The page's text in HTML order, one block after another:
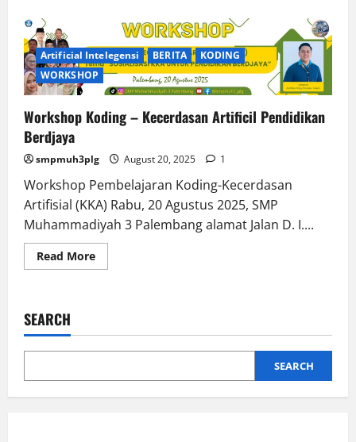
GULANA
“KODING
DAN
DEEP
LEARNING”
Artificial Intelegensi BERITA
KODING
WORKSHOP
Workshop Koding – Kecerdasan Artificil Pendidikan
Berdjaya
smpmuh3plg August 20, 2025 1
Workshop Pembelajaran Koding-Kecerdasan
Artifisial (KKA) Rabu, 20 Agustus 2025, SMP
Muhammadiyah 3 Palembang alamat Jalan D. I....
Read MoreRead
more
Artificil
Berdjaya
SEARCH
SEARCH